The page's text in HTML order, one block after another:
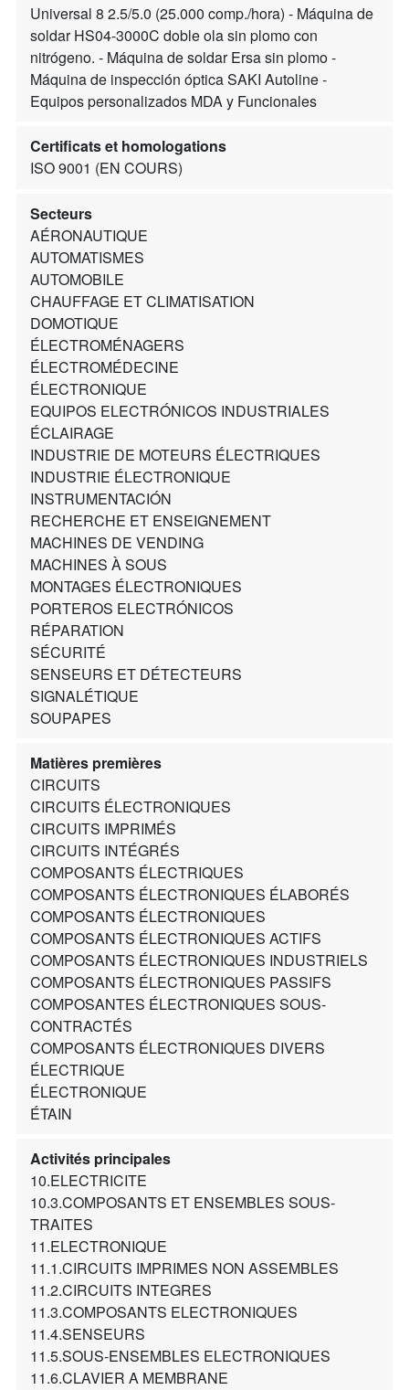
Universal 8 2.5/5.0 (25.000 comp./hora) - Máquina de
soldar HS04-3000C doble ola sin plomo con
nitrógeno. - Máquina de soldar Ersa sin plomo -
Máquina de inspección óptica SAKI Autoline -
Equipos personalizados MDA y Funcionales
Certificats et homologations
ISO 9001 (EN COURS)
Secteurs
AÉRONAUTIQUE
AUTOMATISMES
AUTOMOBILE
CHAUFFAGE ET CLIMATISATION
DOMOTIQUE
ÉLECTROMÉNAGERS
ÉLECTROMÉDECINE
ÉLECTRONIQUE
EQUIPOS ELECTRÓNICOS INDUSTRIALES
ÉCLAIRAGE
INDUSTRIE DE MOTEURS ÉLECTRIQUES
INDUSTRIE ÉLECTRONIQUE
INSTRUMENTACIÓN
RECHERCHE ET ENSEIGNEMENT
MACHINES DE VENDING
MACHINES À SOUS
MONTAGES ÉLECTRONIQUES
PORTEROS ELECTRÓNICOS
RÉPARATION
SÉCURITÉ
SENSEURS ET DÉTECTEURS
SIGNALÉTIQUE
SOUPAPES
Matières premières
CIRCUITS
CIRCUITS ÉLECTRONIQUES
CIRCUITS IMPRIMÉS
CIRCUITS INTÉGRÉS
COMPOSANTS ÉLECTRIQUES
COMPOSANTS ÉLECTRONIQUES ÉLABORÉS
COMPOSANTS ÉLECTRONIQUES
COMPOSANTS ÉLECTRONIQUES ACTIFS
COMPOSANTS ÉLECTRONIQUES INDUSTRIELS
COMPOSANTS ÉLECTRONIQUES PASSIFS
COMPOSANTES ÉLECTRONIQUES SOUS-
CONTRACTÉS
COMPOSANTS ÉLECTRONIQUES DIVERS
ÉLECTRIQUE
ÉLECTRONIQUE
ÉTAIN
Activités principales
10.ELECTRICITE
10.3.COMPOSANTS ET ENSEMBLES SOUS-
TRAITES
11.ELECTRONIQUE
11.1.CIRCUITS IMPRIMES NON ASSEMBLES
11.2.CIRCUITS INTEGRES
11.3.COMPOSANTS ELECTRONIQUES
11.4.SENSEURS
11.5.SOUS-ENSEMBLES ELECTRONIQUES
11.6.CLAVIER A MEMBRANE